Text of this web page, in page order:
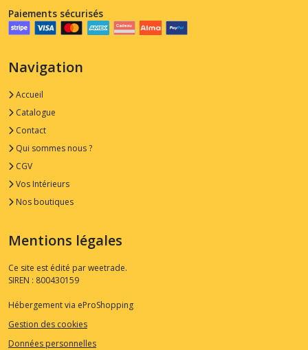
Paiements sécurisés
Navigation
Accueil
Catalogue
Contact
Qui sommes nous ?
CGV
Vos Intérieurs
Nos boutiques
Mentions légales
Ce site est édité par weetrade.
SIREN : 800430159
Hébergement via eProShopping
Gestion des cookies
Données personnelles